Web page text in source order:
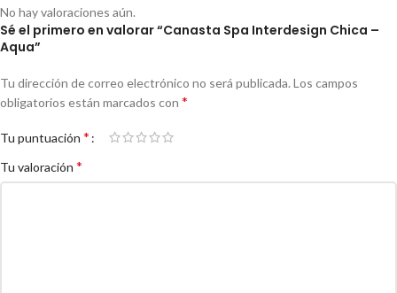
No hay valoraciones aún.
Sé el primero en valorar “Canasta Spa Interdesign Chica –
Aqua”
Tu dirección de correo electrónico no será publicada. Los campos
obligatorios están marcados con *
Tu puntuación *
Tu valoración *